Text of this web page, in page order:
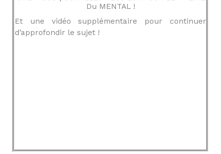
Du MENTAL !
Et une vidéo supplémentaire pour continuer
d’approfondir le sujet !